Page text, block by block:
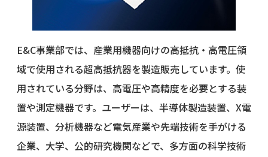
E&C事業部では、産業用機器向けの高抵抗・高電圧領
域で使用される超高抵抗器を製造販売しています。使
用されている分野は、高電圧や高精度を必要とする装
置や測定機器です。ユーザーは、半導体製造装置、X電
源装置、分析機器など電気産業や先端技術を手がける
企業、大学、公的研究機関などで、多方面の科学技術